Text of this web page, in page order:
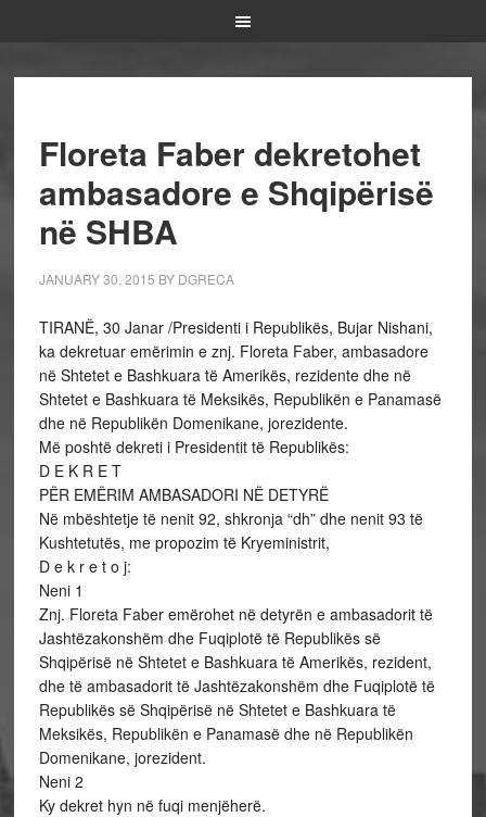
Floreta Faber dekretohet
ambasadore e Shqipërisë
në SHBA
JANUARY 30, 2015 BY DGRECA
TIRANË, 30 Janar /Presidenti i Republikës, Bujar Nishani,
ka dekretuar emërimin e znj. Floreta Faber, ambasadore
në Shtetet e Bashkuara të Amerikës, rezidente dhe në
Shtetet e Bashkuara të Meksikës, Republikën e Panamasë
dhe në Republikën Domenikane, jorezidente.
Më poshtë dekreti i Presidentit të Republikës:
D E K R E T
PËR EMËRIM AMBASADORI NË DETYRË
Në mbështetje të nenit 92, shkronja “dh” dhe nenit 93 të
Kushtetutës, me propozim të Kryeministrit,
D e k r e t o j:
Neni 1
Znj. Floreta Faber emërohet në detyrën e ambasadorit të
Jashtëzakonshëm dhe Fuqiplotë të Republikës së
Shqipërisë në Shtetet e Bashkuara të Amerikës, rezident,
dhe të ambasadorit të Jashtëzakonshëm dhe Fuqiplotë të
Republikës së Shqipërisë në Shtetet e Bashkuara të
Meksikës, Republikën e Panamasë dhe në Republikën
Domenikane, jorezident.
Neni 2
Ky dekret hyn në fuqi menjëherë.